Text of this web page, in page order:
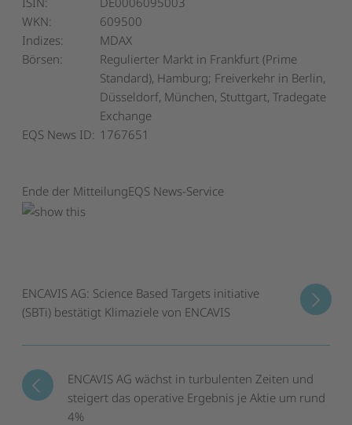
WKN:
609500
Indizes:
MDAX
Börsen:
Regulierter Markt in Frankfurt (Prime
Standard), Hamburg; Freiverkehr in Berlin,
Düsseldorf, München, Stuttgart, Tradegate
Exchange
EQS News ID: 1767651
Ende der MitteilungEQS News-Service
ENCAVIS AG wächst in turbulenten Zeiten und
steigert das operative Ergebnis je Aktie um rund
4%
ENCAVIS AG: Science Based Targets initiative
(SBTi) bestätigt Klimaziele von ENCAVIS